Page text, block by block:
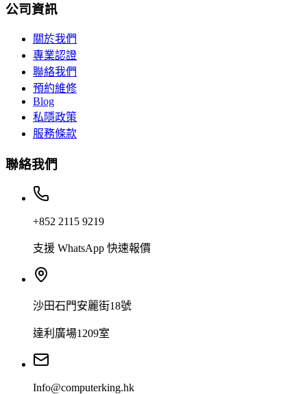
公司資訊
關於我們
專業認證
聯絡我們
預約維修
Blog
私隱政策
服務條款
聯絡我們
+852 2115 9219
支援 WhatsApp 快速報價
沙田石門安麗街18號
達利廣場1209室
Info@computerking.hk